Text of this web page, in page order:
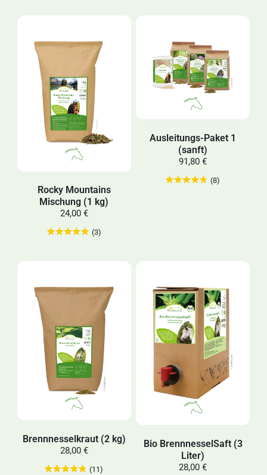
Rocky Mountains
Mischung (1 kg)
24,00 €
(3)
Ausleitungs-Paket 1
(sanft)
91,80 €
(8)
Brennnesselkraut (2 kg)
28,00 €
(11)
Bio BrennnesselSaft (3
Liter)
28,00 €